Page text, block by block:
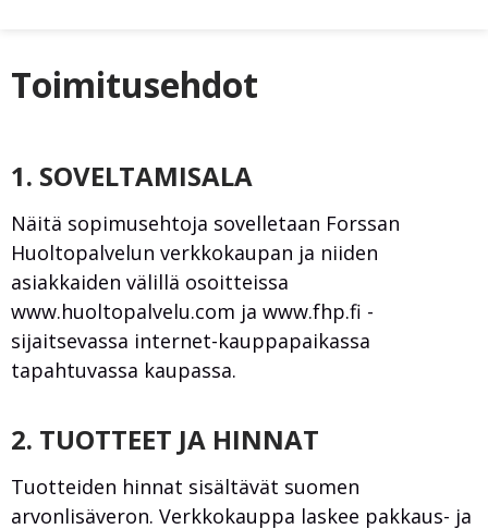
Toimitusehdot
1. SOVELTAMISALA
Näitä sopimusehtoja sovelletaan Forssan
Huoltopalvelun verkkokaupan ja niiden
asiakkaiden välillä osoitteissa
www.huoltopalvelu.com ja www.fhp.fi -
sijaitsevassa internet-kauppapaikassa
tapahtuvassa kaupassa.
2. TUOTTEET JA HINNAT
Tuotteiden hinnat sisältävät suomen
arvonlisäveron. Verkkokauppa laskee pakkaus- ja